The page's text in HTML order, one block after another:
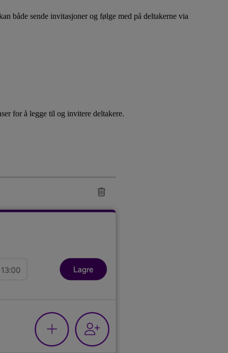
både sende invitasjoner og følge med på deltakerne via
for å legge til og invitere deltakere.